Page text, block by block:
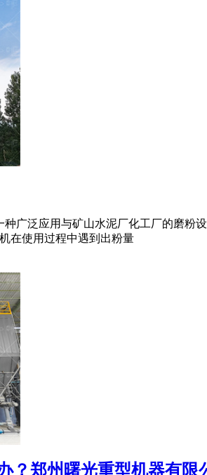
广泛应用与矿山水泥厂化工厂的磨
在使用过程中遇到出粉量
？郑州曙光重型机器有限